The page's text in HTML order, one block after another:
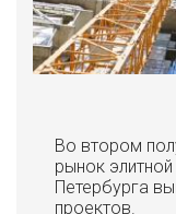
Во втором
рынок
Петербурга
проектов.